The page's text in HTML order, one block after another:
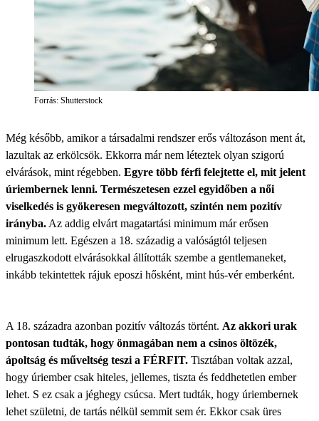
Forrás: Shutterstock
Még később, amikor a társadalmi rendszer erős változáson ment át,
lazultak az erkölcsök. Ekkorra már nem léteztek olyan szigorú
elvárások, mint régebben. Egyre több férfi felejtette el, mit jelent
úriembernek lenni. Természetesen ezzel egyidőben a női
viselkedés is gyökeresen megváltozott, szintén nem pozitív
irányba. Az addig elvárt magatartási minimum már erősen
minimum lett. Egészen a 18. századig a valóságtól teljesen
elrugaszkodott elvárásokkal állították szembe a gentlemaneket,
inkább tekintettek rájuk eposzi hősként, mint hús-vér emberként.
A 18. századra azonban pozitív változás történt. Az akkori urak
pontosan tudták, hogy önmagában nem a csinos öltözék,
ápoltság és műveltség teszi a FÉRFIT. Tisztában voltak azzal,
hogy úriember csak hiteles, jellemes, tiszta és feddhetetlen ember
lehet. S ez csak a jéghegy csúcsa. Mert tudták, hogy úriembernek
lehet születni, de tartás nélkül semmit sem ér. Ekkor csak üres